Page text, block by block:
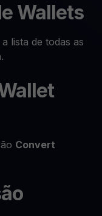
Wallets
lista de todas as
Convert